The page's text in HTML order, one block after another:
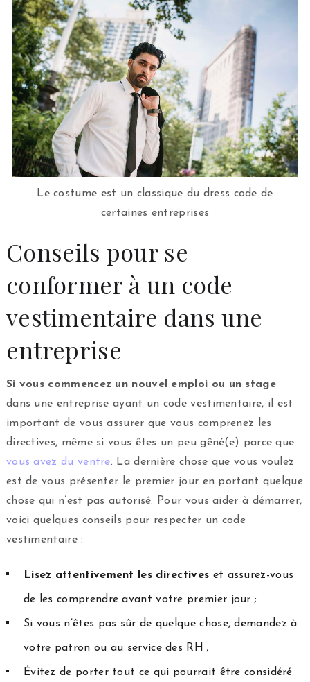
Le costume est un classique du dress code de
certaines entreprises
Conseils pour se
conformer à un code
vestimentaire dans une
entreprise
Si vous commencez un nouvel emploi ou un stage
dans une entreprise ayant un code vestimentaire, il est
important de vous assurer que vous comprenez les
directives, même si vous êtes un peu gêné(e) parce que
vous avez du ventre. La dernière chose que vous voulez
est de vous présenter le premier jour en portant quelque
chose qui n’est pas autorisé. Pour vous aider à démarrer,
voici quelques conseils pour respecter un code
vestimentaire :
Lisez attentivement les directives et assurez-vous
de les comprendre avant votre premier jour ;
Si vous n’êtes pas sûr de quelque chose, demandez à
votre patron ou au service des RH ;
Évitez de porter tout ce qui pourrait être considéré